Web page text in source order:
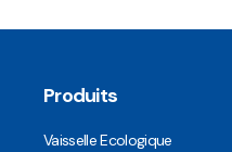
Produits
Vaisselle Ecologique